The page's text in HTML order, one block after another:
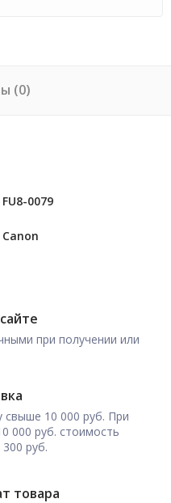
(0)
FU8-0079
Canon
при получении или
свыше 10 000 руб. При
000 руб. стоимость
руб.
товара